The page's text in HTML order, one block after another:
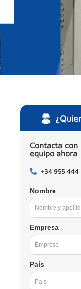
Contacta con
equipo ahora
+34 955 444
Nombre
Empresa
País